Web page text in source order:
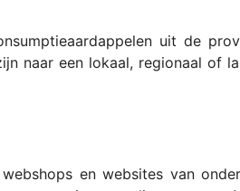
uit de
naar een lokaal, regionaal of
en websites van